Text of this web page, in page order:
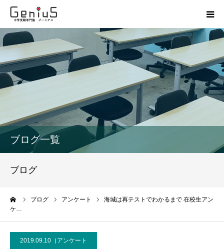
ブログ一覧
ブログ
ブログ アンケート
海城は再テストでわかるまで 在校生アン
ケ…
2019.09.10 アンケート
授業
志望校別特訓
模試